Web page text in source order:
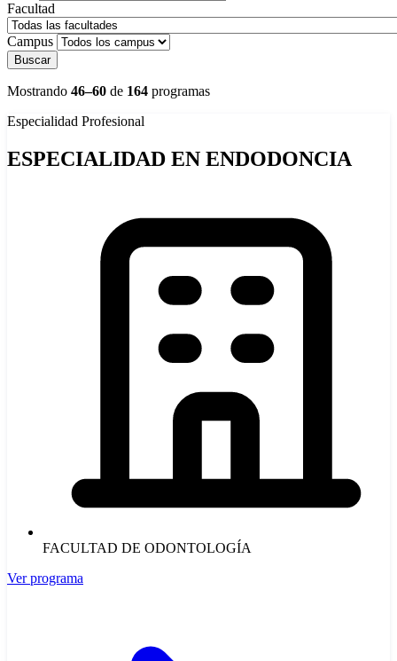
Facultad
Campus
Buscar
Mostrando 46–60 de 164 programas
Especialidad Profesional
ESPECIALIDAD EN ENDODONCIA
FACULTAD DE ODONTOLOGÍA
Ver programa